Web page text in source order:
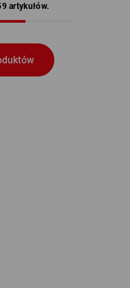
artykułów.